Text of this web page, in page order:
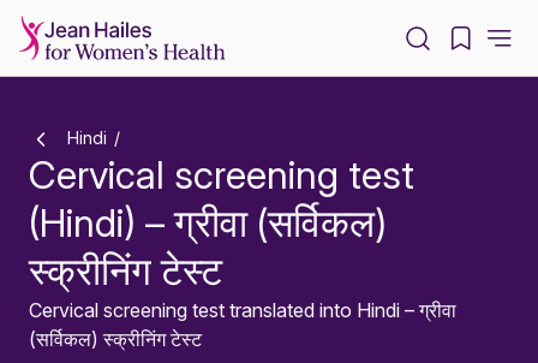
Hindi
Cervical screening test
(Hindi) – ग्रीवा (सर्विकल)
स्क्रीनिंग टेस्ट
Cervical screening test translated into Hindi – ग्रीवा
(सर्विकल) स्क्रीनिंग टेस्ट